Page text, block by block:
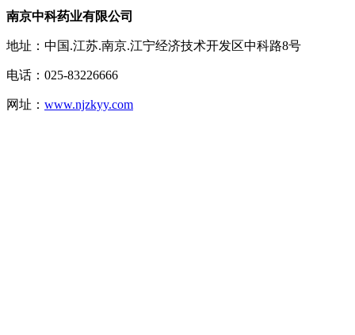
南京中科药业有限公司
地址：中国.江苏.南京.江宁经济技术开发区中科路8号
电话：025-83226666
网址： www.njzkyy.com